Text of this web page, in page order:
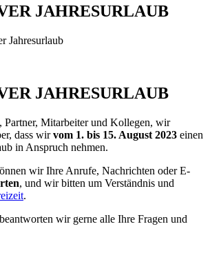
JAHRESURLAUB
Jahresurlaub
JAHRESURLAUB
Partner, Mitarbeiter und Kollegen, wir
dass wirvom 1. bis 15. August 2023 einen
in Anspruch nehmen.
wir Ihre Anrufe, Nachrichten oder E-
, und wir bitten um Verständnis und
.
beantworten wir gerne alle Ihre Fragen und